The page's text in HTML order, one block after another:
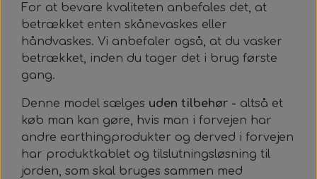
For at bevare kvaliteten anbefales det, at
betrækket enten skånevaskes eller
håndvaskes. Vi anbefaler også, at du vasker
betrækket, inden du tager det i brug første
gang.
Denne model sælges uden tilbehør - altså et
køb man kan gøre, hvis man i forvejen har
andre earthingprodukter og derved i forvejen
har produktkablet og tilslutningsløsning til
jorden, som skal bruges sammen med